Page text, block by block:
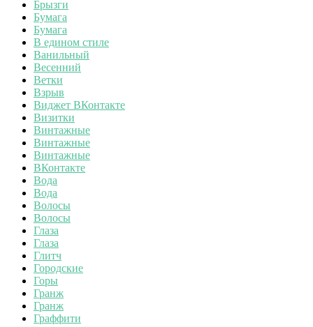
Брызги
Бумага
Бумага
В едином стиле
Ванильный
Весенний
Ветки
Взрыв
Виджет ВКонтакте
Визитки
Винтажные
Винтажные
Винтажные
ВКонтакте
Вода
Вода
Волосы
Волосы
Глаза
Глаза
Глитч
Городские
Горы
Гранж
Гранж
Граффити